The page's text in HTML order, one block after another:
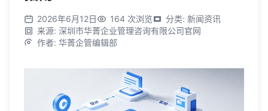
2026年6月12日 164 次浏览 分类: 新闻资讯
来源: 深圳市华菁企业管理咨询有限公司官网
作者: 华菁企管编辑部